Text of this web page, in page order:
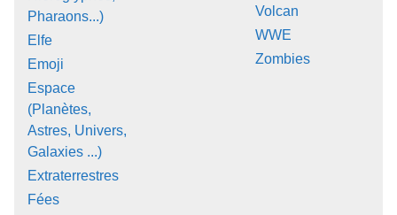
Pharaons...)
Elfe
Emoji
Espace
(Planètes,
Astres, Univers,
Galaxies ...)
Extraterrestres
Fées
Volcan
WWE
Zombies